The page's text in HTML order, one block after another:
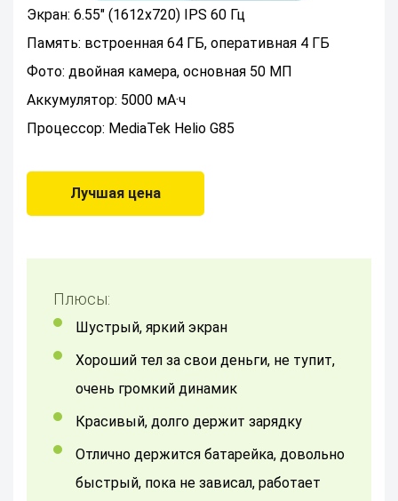
Экран: 6.55" (1612x720) IPS 60 Гц
Память: встроенная 64 ГБ, оперативная 4 ГБ
Фото: двойная камера, основная 50 МП
Аккумулятор: 5000 мА·ч
Процессор: MediaTek Helio G85
Лучшая цена
Плюсы:
шустрый, яркий экран
хороший тел за свои деньги, не тупит,
очень громкий динамик
красивый, долго держит зарядку
Отлично держится батарейка, довольно
быстрый, пока не зависал, работает